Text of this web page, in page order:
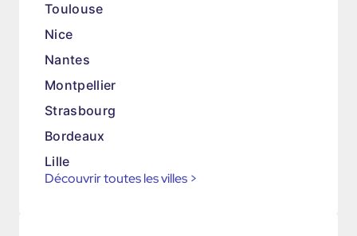
Toulouse
Nice
Nantes
Montpellier
Strasbourg
Bordeaux
Lille
Découvrir toutes les villes >